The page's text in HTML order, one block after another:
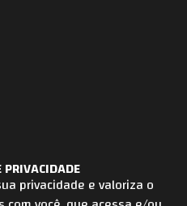
privacidade e valoriza o